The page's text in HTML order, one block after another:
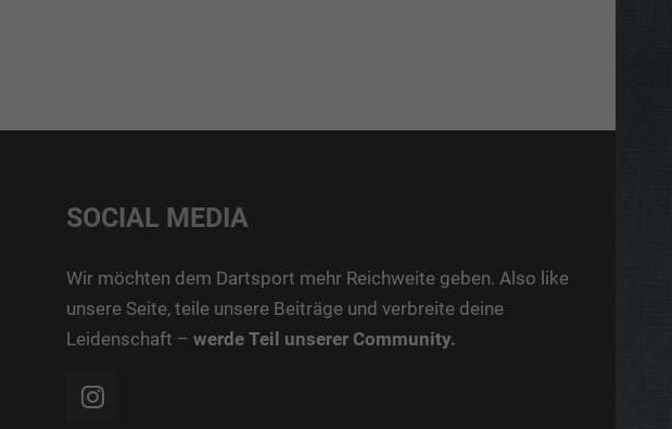
SOCIAL MEDIA
Wir möchten dem Dartsport mehr Reichweite geben. Also like
unsere Seite, teile unsere Beiträge und verbreite deine
Leidenschaft –werde Teil unserer Community.